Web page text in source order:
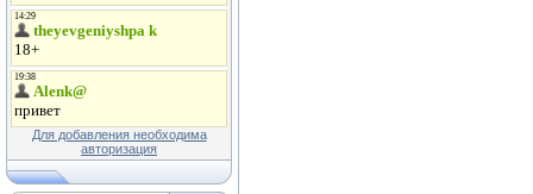
Для добавления необходима
авторизация